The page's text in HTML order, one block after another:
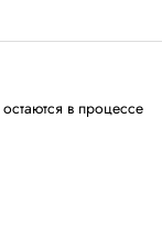
в процессе